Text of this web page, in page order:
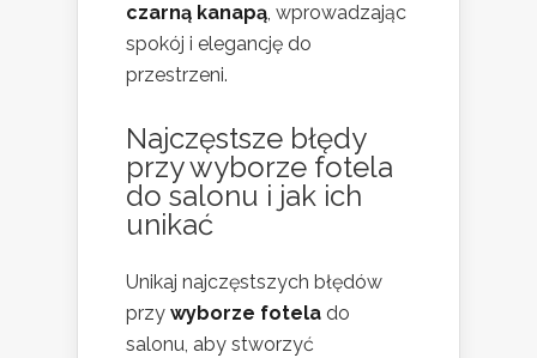
czarną kanapą, wprowadzając
spokój i elegancję do
przestrzeni.
Najczęstsze błędy
przy wyborze fotela
do salonu i jak ich
unikać
Unikaj najczęstszych błędów
przy wyborze fotela do
salonu, aby stworzyć